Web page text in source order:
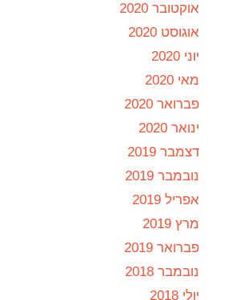
אוקטובר 2020
אוגוסט 2020
יוני 2020
מאי 2020
פברואר 2020
ינואר 2020
דצמבר 2019
נובמבר 2019
אפריל 2019
מרץ 2019
פברואר 2019
נובמבר 2018
יולי 2018